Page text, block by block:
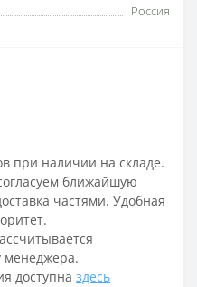
Россия
при наличии на складе.
ближайшую
частями. Удобная
менеджера.
доступна здесь